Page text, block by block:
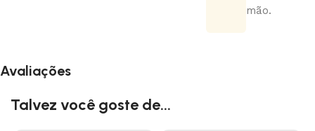
mão.
Avaliações
Talvez você goste de...